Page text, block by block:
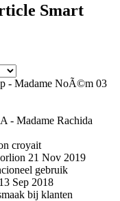
Smart
- Madame NoÃ©m 03
- Madame Rachida
croyait
21 Nov 2019
gebruik
13 Sep 2018
bij klanten